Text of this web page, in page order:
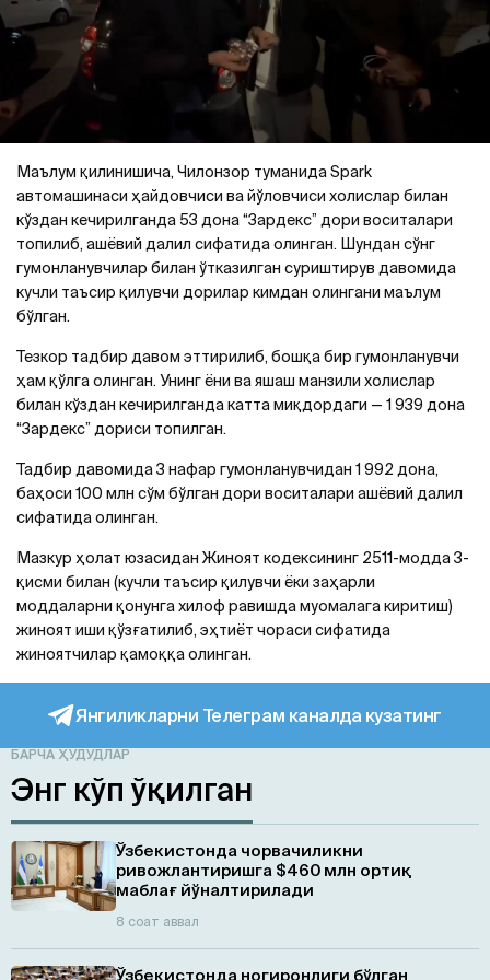
Маълум қилинишича, Чилонзор туманида Spark
автомашинаси ҳайдовчиси ва йўловчиси холислар билан
кўздан кечирилганда 53 дона “Зардекс” дори воситалари
топилиб, ашёвий далил сифатида олинган. Шундан сўнг
гумонланувчилар билан ўтказилган суриштирув давомида
кучли таъсир қилувчи дорилар кимдан олингани маълум
бўлган.
Тезкор тадбир давом эттирилиб, бошқа бир гумонланувчи
ҳам қўлга олинган. Унинг ёни ва яшаш манзили холислар
билан кўздан кечирилганда катта миқдордаги — 1 939 дона
“Зардекс” дориси топилган.
Тадбир давомида 3 нафар гумонланувчидан 1 992 дона,
баҳоси 100 млн сўм бўлган дори воситалари ашёвий далил
сифатида олинган.
Мазкур ҳолат юзасидан Жиноят кодексининг 2511-модда 3-
қисми билан (кучли таъсир қилувчи ёки заҳарли
моддаларни қонунга хилоф равишда муомалага киритиш)
жиноят иши қўзғатилиб, эҳтиёт чораси сифатида
жиноятчилар қамоққа олинган.
Янгиликларни Телеграм каналда кузатинг
БАРЧА ҲУДУДЛАР
Энг кўп ўқилган
Ўзбекистонда чорвачиликни
ривожлантиришга $460 млн ортиқ
маблағ йўналтирилади
8 соат аввал
Ўзбекистонда ногиронлиги бўлган